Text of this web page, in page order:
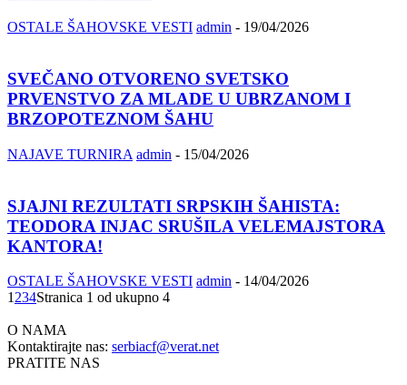
OSTALE ŠAHOVSKE VESTI admin - 19/04/2026
SVEČANO OTVORENO SVETSKO
PRVENSTVO ZA MLADE U UBRZANOM I
BRZOPOTEZNOM ŠAHU
NAJAVE TURNIRA admin - 15/04/2026
SJAJNI REZULTATI SRPSKIH ŠAHISTA:
TEODORA INJAC SRUŠILA VELEMAJSTORA
KANTORA!
OSTALE ŠAHOVSKE VESTI admin - 14/04/2026
1 234Stranica 1 od ukupno 4
O NAMA
Kontaktirajte nas: serbiacf@verat.net
PRATITE NAS